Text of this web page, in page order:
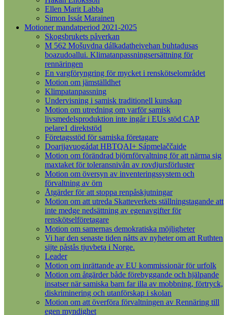
Ellen Marit Labba
Simon Issát Marainen
Motioner mandatperiod 2021-2025
Skogsbrukets påverkan
M 562 Mošuvdna dálkadatheivehan buhtadusas
boazudoallui. Klimatanpassningsersättning för
rennäringen
En vargföryngring för mycket i renskötselområdet
Motion om jämställdhet
Klimpatanpassning
Undervisning i samisk traditionell kunskap
Motion om utredning om varför samisk
livsmedelsproduktion inte ingår i EUs stöd CAP
pelare1 direktstöd
Företagsstöd för samiska företagare
Doarjjavuogádat HBTQAI+ Sápmelaččaide
Motion om förändrad björnförvaltning för att närma sig
maxtaket för toleransnivån av rovdjursförluster
Motion om översyn av inventeringssystem och
förvaltning av örn
Åtgärder för att stoppa renpåskjutningar
Motion om att utreda Skatteverkets ställningstagande att
inte medge nedsättning av egenavgifter för
renskötselföretagare
Motion om samernas demokratiska möjligheter
Vi har den senaste tiden nåtts av nyheter om att Ruthten
sijte påstås tjuvbeta i Norge.
Leader
Motion om inrättande av EU kommissionär för urfolk
Motion om åtgärder både förebyggande och hjälpande
insatser när samiska barn far illa av mobbning, förtryck,
diskriminering och utanförskap i skolan
Motion om att överföra förvaltningen av Rennäring till
egen myndighet